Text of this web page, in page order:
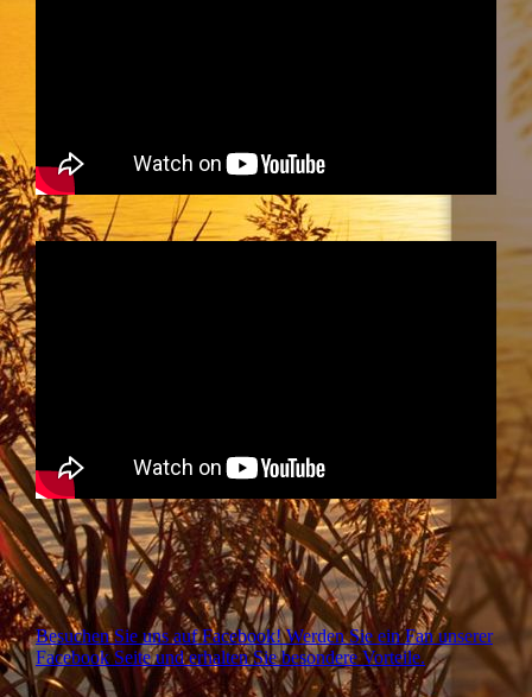
Besuchen Sie uns auf Facebook! Werden Sie ein Fan unserer
Facebook Seite und erhalten Sie besondere Vorteile.